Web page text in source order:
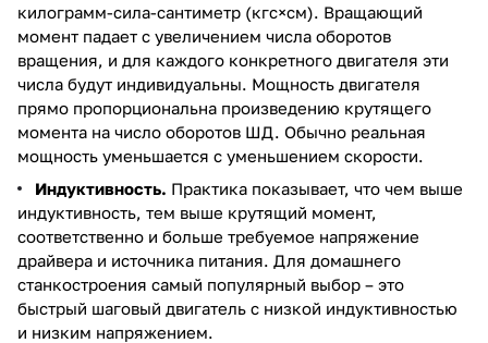
килограмм-сила-сантиметр (кгс×см). Вращающий
момент падает с увеличением числа оборотов
вращения, и для каждого конкретного двигателя эти
числа будут индивидуальны. Мощность двигателя
прямо пропорциональна произведению крутящего
момента на число оборотов ШД. Обычно реальная
мощность уменьшается с уменьшением скорости.
Индуктивность. Практика показывает, что чем выше
индуктивность, тем выше крутящий момент,
соответственно и больше требуемое напряжение
драйвера и источника питания. Для домашнего
станкостроения самый популярный выбор – это
быстрый шаговый двигатель с низкой индуктивностью
и низким напряжением.